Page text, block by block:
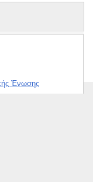
Ένωσης
της